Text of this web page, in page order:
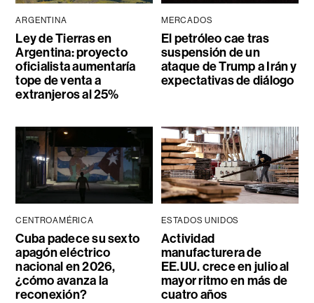
ARGENTINA
Ley de Tierras en
Argentina: proyecto
oficialista aumentaría
tope de venta a
extranjeros al 25%
MERCADOS
El petróleo cae tras
suspensión de un
ataque de Trump a Irán y
expectativas de diálogo
CENTROAMÉRICA
Cuba padece su sexto
apagón eléctrico
nacional en 2026,
¿cómo avanza la
reconexión?
ESTADOS UNIDOS
Actividad
manufacturera de
EE.UU. crece en julio al
mayor ritmo en más de
cuatro años